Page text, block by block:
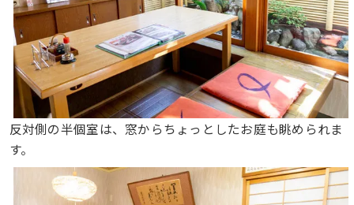
反対側の半個室は、窓からちょっとしたお庭も眺められま
す。